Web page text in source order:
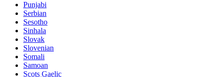
Punjabi
Serbian
Sesotho
Sinhala
Slovak
Slovenian
Somali
Samoan
Scots Gaelic